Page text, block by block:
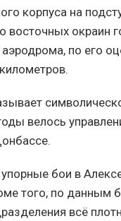
корпуса на
восточных окраин
по его
велось
бои в
того, по данным
всё